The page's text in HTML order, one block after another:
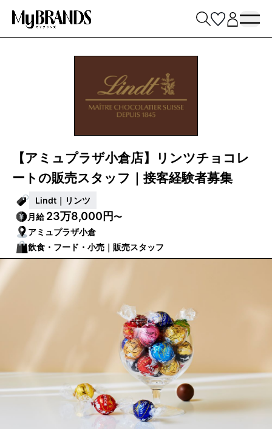
【アミュプラザ小倉店】リンツチョコレ
ートの販売スタッフ｜接客経験者募集
Lindt｜リンツ
月給23万8,000円〜
アミュプラザ小倉
飲食・フード・小売｜販売スタッフ